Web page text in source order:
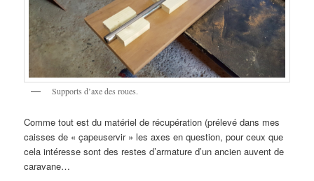
Supports d’axe des roues.
Comme tout est du matériel de récupération (prélevé dans mes
caisses de « çapeuservir » les axes en question, pour ceux que
cela intéresse sont des restes d’armature d’un ancien auvent de
caravane…